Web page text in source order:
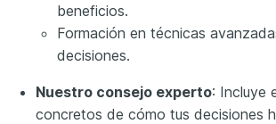
beneficios.
Formación en técnicas
decisiones.
Nuestro consejo experto: Incluye
concretos de cómo tus decisiones